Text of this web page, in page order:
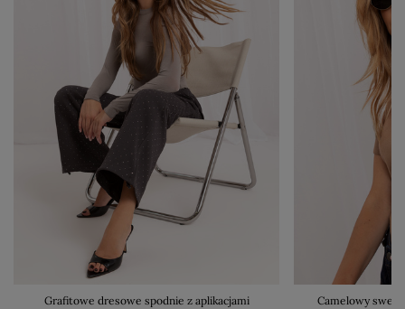
Grafitowe dresowe spodnie z aplikacjami
Camelowy